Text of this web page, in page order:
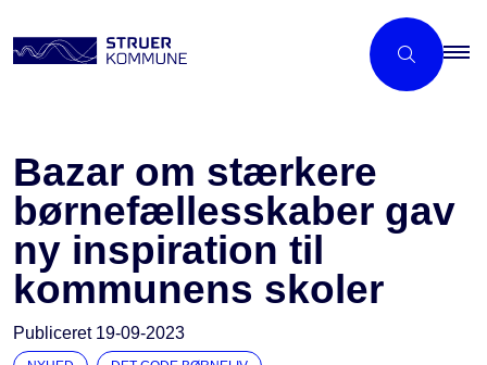
Bazar om stærkere
børne­fællesskaber gav
ny inspiration til
kommunens skoler
Publiceret 19-09-2023